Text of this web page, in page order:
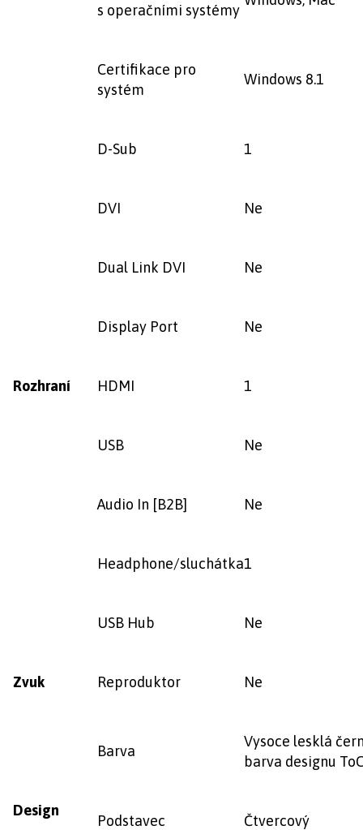
s operačními systémy
Certifikace pro
systém
Windows 8.1
Rozhraní
D-Sub 1
DVI Ne
Dual Link DVI Ne
Display Port Ne
HDMI 1
USB Ne
Audio In [B2B] Ne
Headphone/sluchátka1
USB Hub Ne
Zvuk Reproduktor Ne
Design
Barva
Vysoce lesklá
barva designu
Podstavec Čtvercový